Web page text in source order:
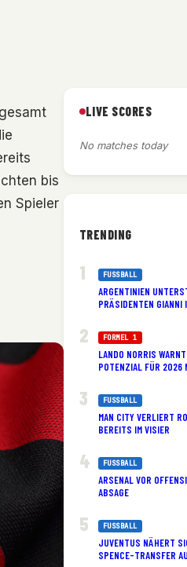
bis
Spieler
LIVE SCORES
No matches today
TRENDING
FUSSBALL
ARGENTINIEN
PRÄSIDENTEN GIANNI
FORMEL 1
LANDO NORRIS
POTENZIAL FÜR 2026
FUSSBALL
MAN CITY VERLIERT
BEREITS IM VISIER
FUSSBALL
ARSENAL VOR
ABSAGE
FUSSBALL
JUVENTUS NÄHERT
SPENCE-TRANSFER